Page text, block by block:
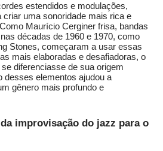
estendidos e modulações,
uma sonoridade mais rica e
Maurício Cerginer frisa, bandas
décadas de 1960 e 1970, como
Stones, começaram a usar essas
mais elaboradas e desafiadoras, o
diferenciasse de sua origem
desses elementos ajudou a
gênero mais profundo e
improvisação do jazz para o